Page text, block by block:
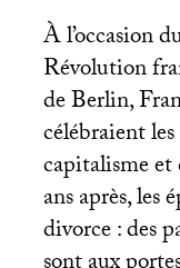
À l’occasion
Révolution
de Berlin,
célébraient
capitalisme et
ans après, les
divorce : des